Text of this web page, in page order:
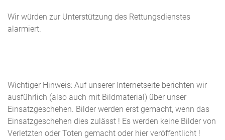
Wir würden zur Unterstützung des Rettungsdienstes
alarmiert.
Wichtiger Hinweis: Auf unserer Internetseite berichten wir
ausführlich (also auch mit Bildmaterial) über unser
Einsatzgeschehen. Bilder werden erst gemacht, wenn das
Einsatzgeschehen dies zulässt ! Es werden keine Bilder von
Verletzten oder Toten gemacht oder hier veröffentlicht !